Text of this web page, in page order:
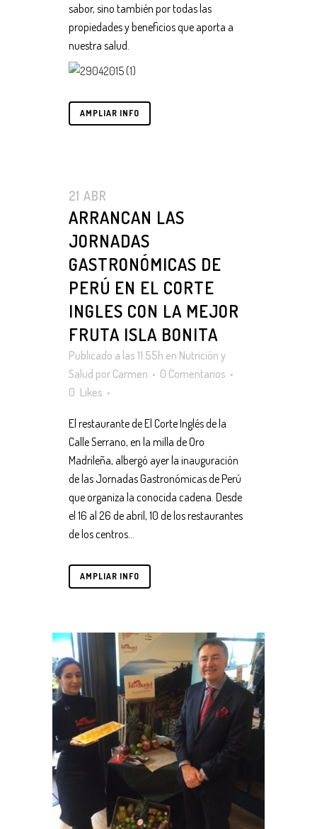
sabor, sino también por todas las
propiedades y beneficios que aporta a
nuestra salud.
AMPLIAR INFO
21 ABR
ARRANCAN LAS
JORNADAS
GASTRONÓMICAS DE
PERÚ EN EL CORTE
INGLES CON LA MEJOR
FRUTA ISLA BONITA
Publicado a las 11:55h en Nutrición y
Salud por Carmen
0 Comentarios
0 Likes
El restaurante de El Corte Inglés de la
Calle Serrano, en la milla de Oro
Madrileña, albergó ayer la inauguración
de las Jornadas Gastronómicas de Perú
que organiza la conocida cadena. Desde
el 16 al 26 de abril, 10 de los restaurantes
de los centros...
AMPLIAR INFO